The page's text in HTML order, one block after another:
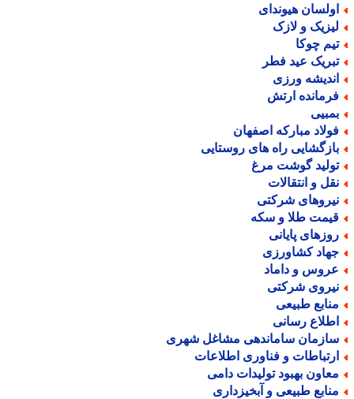
هیوندای
و لازک
چوکا
عید فطر
ورزی
ارتش
مبارکه اصفهان
راه های روستایی
گوشت مرغ
و انتقالات
شرکتی
طلا و سکه
پایانی
کشاورزی
و داماد
شرکتی
طبیعی
رسانی
ساماندهی مشاغل شهری
و فناوری اطلاعات
بهبود تولیدات دامی
طبیعی و آبخیزداری